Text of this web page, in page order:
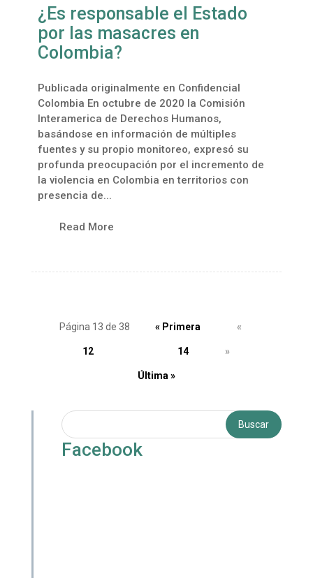
¿Es responsable el Estado
por las masacres en
Colombia?
Publicada originalmente en Confidencial
Colombia En octubre de 2020 la Comisión
Interamerica de Derechos Humanos,
basándose en información de múltiples
fuentes y su propio monitoreo, expresó su
profunda preocupación por el incremento de
la violencia en Colombia en territorios con
presencia de...
Read More
Página 13 de 38 « Primera «
12 14 »
Última »
Facebook